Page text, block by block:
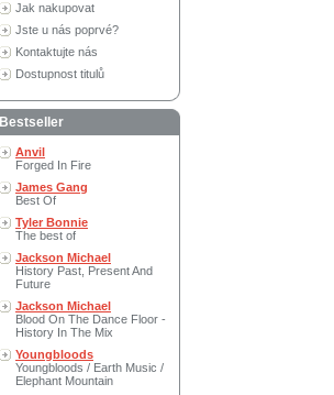
Jak nakupovat
Jste u nás poprvé?
Kontaktujte nás
Dostupnost titulů
Bestseller
Anvil
Forged In Fire
James Gang
Best Of
Tyler Bonnie
The best of
Jackson Michael
History Past, Present And
Future
Jackson Michael
Blood On The Dance Floor -
History In The Mix
Youngbloods
Youngbloods / Earth Music /
Elephant Mountain